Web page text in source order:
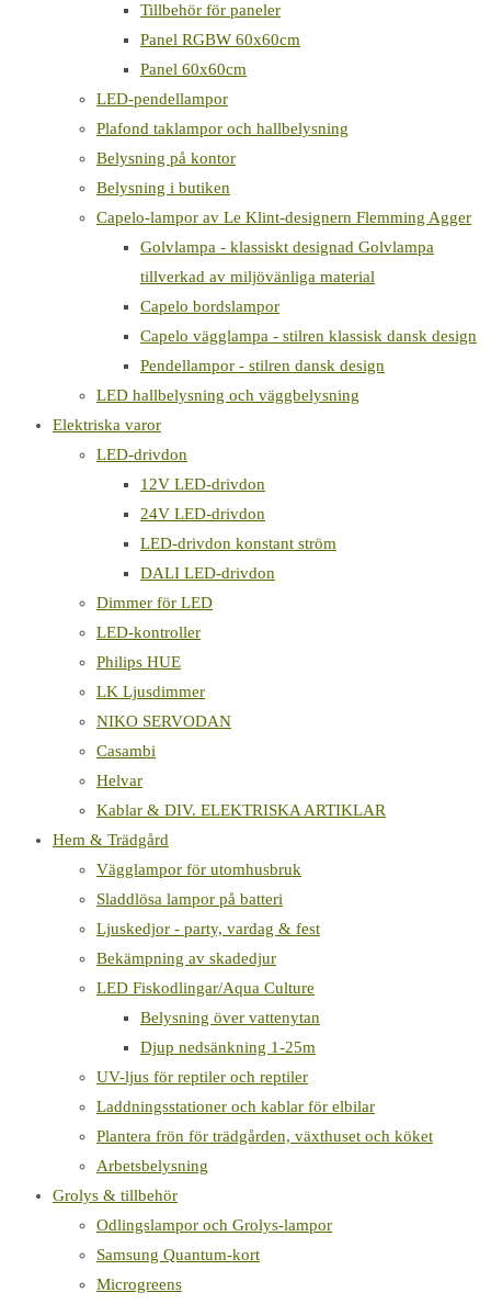
Tillbehör för paneler
Panel RGBW 60x60cm
Panel 60x60cm
LED-pendellampor
Plafond taklampor och hallbelysning
Belysning på kontor
Belysning i butiken
Capelo-lampor av Le Klint-designern Flemming Agger
Golvlampa - klassiskt designad Golvlampa
tillverkad av miljövänliga material
Capelo bordslampor
Capelo vägglampa - stilren klassisk dansk design
Pendellampor - stilren dansk design
LED hallbelysning och väggbelysning
Elektriska varor
LED-drivdon
12V LED-drivdon
24V LED-drivdon
LED-drivdon konstant ström
DALI LED-drivdon
Dimmer för LED
LED-kontroller
Philips HUE
LK Ljusdimmer
NIKO SERVODAN
Casambi
Helvar
Kablar & DIV. ELEKTRISKA ARTIKLAR
Hem & Trädgård
Vägglampor för utomhusbruk
Sladdlösa lampor på batteri
Ljuskedjor - party, vardag & fest
Bekämpning av skadedjur
LED Fiskodlingar/Aqua Culture
Belysning över vattenytan
Djup nedsänkning 1-25m
UV-ljus för reptiler och reptiler
Laddningsstationer och kablar för elbilar
Plantera frön för trädgården, växthuset och köket
Arbetsbelysning
Grolys & tillbehör
Odlingslampor och Grolys-lampor
Samsung Quantum-kort
Microgreens